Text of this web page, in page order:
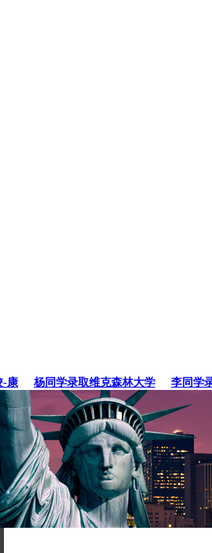
杨同学录取维克森林大学 李同学录取